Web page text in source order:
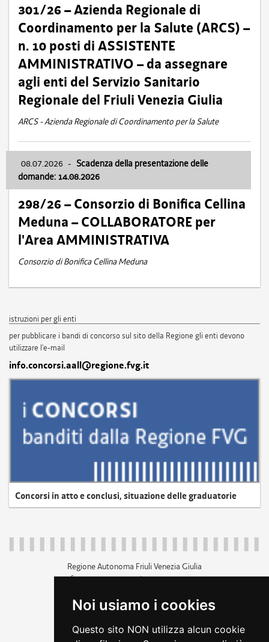
Noi usiamo i cookies
Questo sito NON utilizza alcun cookie
301/26 – Azienda Regionale di
Coordinamento per la Salute (ARCS) –
n. 10 posti di ASSISTENTE
AMMINISTRATIVO – da assegnare
agli enti del Servizio Sanitario
Regionale del Friuli Venezia Giulia
ARCS - Azienda Regionale di Coordinamento per la Salute
08.07.2026 - Scadenza della presentazione delle
domande: 14.08.2026
298/26 – Consorzio di Bonifica Cellina
Meduna – COLLABORATORE per
l'Area AMMINISTRATIVA
Consorzio di Bonifica Cellina Meduna
istruzioni per gli enti
per pubblicare i bandi di concorso sul sito della Regione gli enti devono
utilizzare l'e-mail
info.concorsi.aall@regione.fvg.it
Concorsi in atto e conclusi, situazione delle graduatorie
Regione Autonoma Friuli Venezia Giulia
c.f. 80014930327; p.iva 00526040324
+39 040 3771111